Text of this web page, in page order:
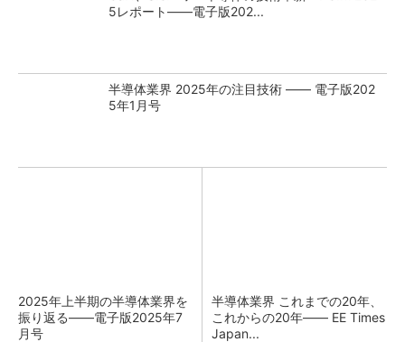
5レポート――電子版202...
半導体業界 2025年の注目技術 ―― 電子版202
5年1月号
2025年上半期の半導体業界を
振り返る――電子版2025年7
月号
半導体業界 これまでの20年、
これからの20年―― EE Times
Japan...